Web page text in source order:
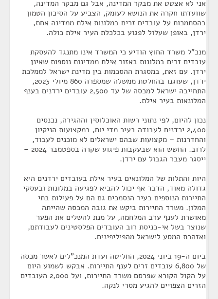
אני לא אצטט את מבקר המדינה, אבל גם מבקר המדינה,
שוועדתו חקרה את הנושא לעומק, הצביע על הסיכון הטמון
בהסתמכות על עובדים זרים במלונות אילת ממדינה אחת,
ירדן, באופן שעלול לפגוע בכלכלת העיר אילת כולה.
מנכ"ל משרד החוץ הודיע כי המשרד אינו מתנגד להעסקת
עובדים זרים במלונות באזור אילת ממדינות נוספות שאינן
ירדן. עם זאת, במסגרת ההסכמות בין מדינת ישראל לממלכת
ירדן, שעוגנו בהחלטת ממשלה שמספרה 860 מיולי 2023,
התחייבה ישראל למכסה של עד 2,500 עובדים ירדנים בענף
המלונאות בעיר אילת.
נכון להיום, לפי נתוני רשות האוכלוסין וההגירה, נכנסים
2,400 ירדנים לעבודה בעיר מדי יום, במקצועות הניקיון
והחדרנות – מקצועות שבהם ישראלים לא מוכנים לעבוד,
לרוב. החשש הוא שבעקבות פיגוע שקרה בספטמבר 2024 –
ייסגר מעבר הגבול עם ירדן.
היות והתלות של המלונאים בעיר אילת בעובדים ירדנים היא
גדולה מאוד, הדבר אף יכול להביא לפגיעה במלונות ובעסקי
התיירות הנוספים בעיר הנסמכים גם הם על פעילות בתי
המלון. משרד התיירות ביקש את גובה המכסה שהייתה
מאושרת לענף ערב המלחמה, על מנת להשלים את הפער
שנוצר בשל אי-כניסת רוב העובדים הפלסטינים לעבודתם,
ואזהרת המסע לישראל מהפיליפינים.
ביום ה-19 ביוני 2024, החליטה ועדת המנכ"לים לאשר מכסה
של 6,800 עובדים זרים לענף התיירות. אבקש לשמוע היום
על הקול הקורא שפרסם משרד התיירות, ועל 2,000 העובדים
הזרים הצפויים להגיע מסרי לנקה.